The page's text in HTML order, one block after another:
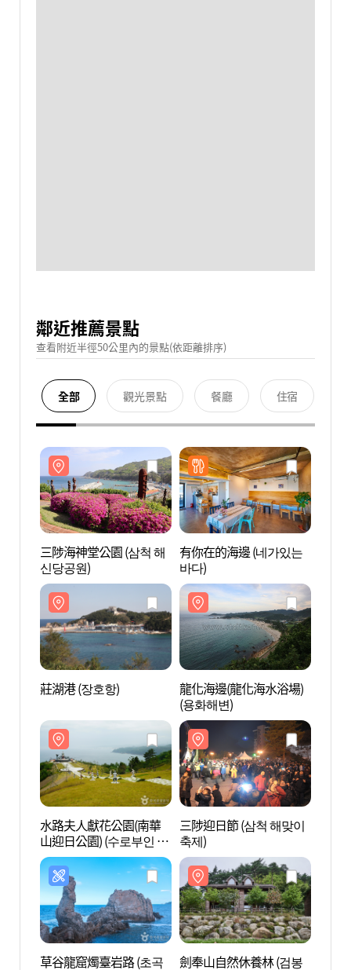
鄰近推薦景點
查看附近半徑50公里內的景點(依距離排序)
全部 觀光景點 餐廳 住宿
三陟海神堂公園 (삼척 해
신당공원)
有你在的海邊 (네가있는
바다)
莊湖港 (장호항)
龍化海邊(龍化海水浴場)
(용화해변)
水路夫人獻花公園(南華
山迎日公園) (수로부인 헌
화공원 (남화산 해맞이공
원))
三陟迎日節 (삼척 해맞이
축제)
草谷龍窟燭臺岩路 (초곡
劍奉山自然休養林 (검봉